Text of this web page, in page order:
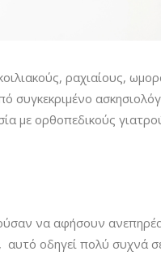
ραχιαίους,
ορθοπεδικούς
να αφήσουν
αυτό οδηγεί πολύ συχνά